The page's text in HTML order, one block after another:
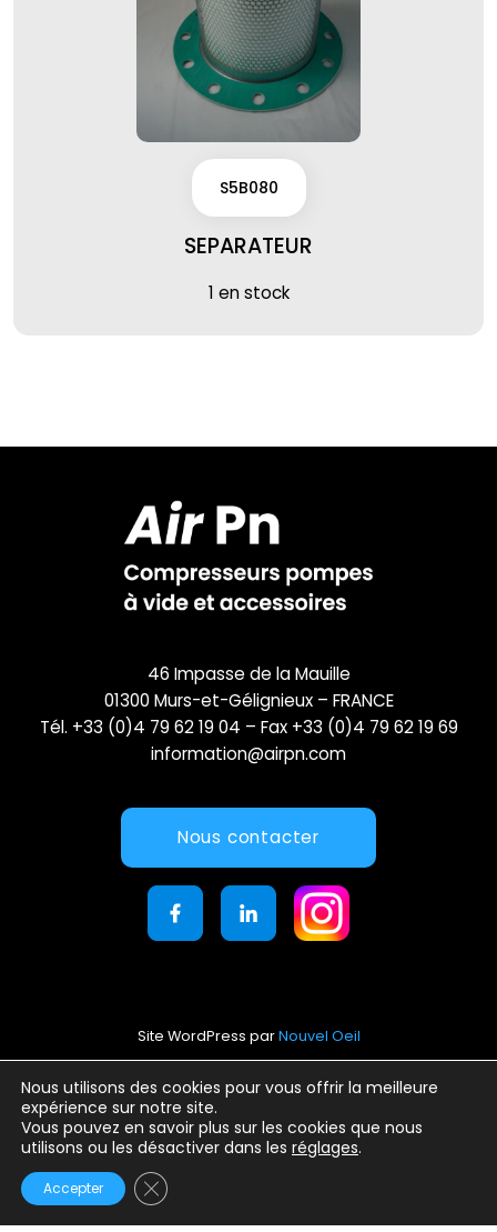
S5B080
SEPARATEUR
1 en stock
Nous utilisons des cookies pour vous offrir la meilleure
expérience sur notre site.
Vous pouvez en savoir plus sur les cookies que nous
utilisons ou les désactiver dans les réglages.
Accepter Fermer la bannière des cookies GDPR
46 Impasse de la Mauille
01300 Murs-et-Gélignieux – FRANCE
Tél. +33 (0)4 79 62 19 04 – Fax +33 (0)4 79 62 19 69
information@airpn.com
Nous contacter
Site WordPress parNouvel Oeil
Mentions légales
Conditions générales d’utilisation
Politique de confidentialité